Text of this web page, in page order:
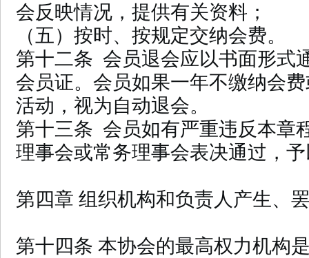
会反映情况，提供有关资料；
（五）按时、按规定交纳会费。
第十二条 会员退会应以书面形式
会员证。会员如果一年不缴纳会
活动，视为自动退会。
第十三条 会员如有严重违反本章
理事会或常务理事会表决通过，
第四章 组织机构和负责人产生、
第十四条 本协会的最高权力机构